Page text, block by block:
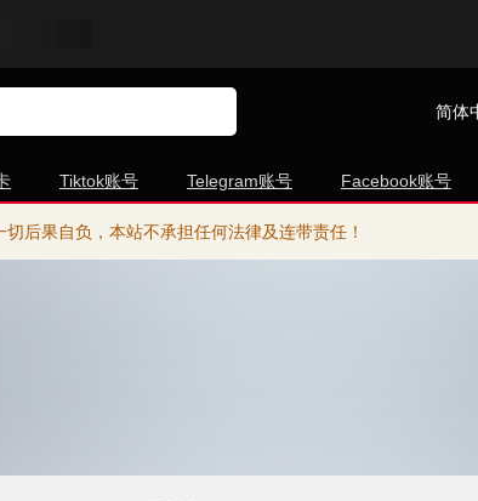
简体
Tiktok账号 Telegram账号 Facebook账号
后果自负，本站不承担任何法律及连带责任！